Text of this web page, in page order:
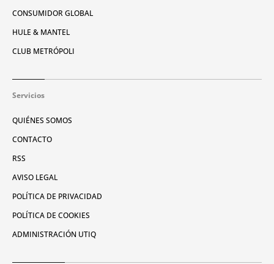
CONSUMIDOR GLOBAL
HULE & MANTEL
CLUB METRÓPOLI
Servicios
QUIÉNES SOMOS
CONTACTO
RSS
AVISO LEGAL
POLÍTICA DE PRIVACIDAD
POLÍTICA DE COOKIES
ADMINISTRACIÓN UTIQ